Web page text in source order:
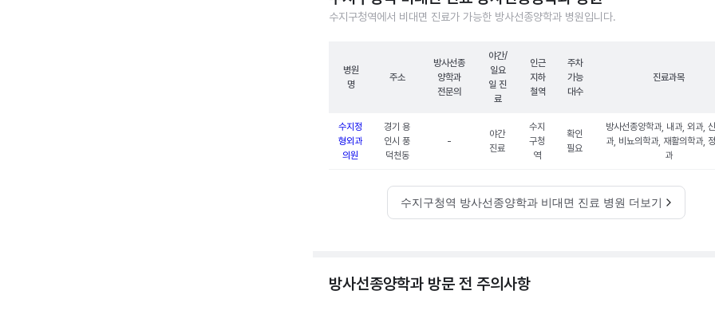
수지구청역에서 비대면 진료가 가능한 방사선종양학과 병원입니다.
병원
명
주소
방사선종
양학과
전문의
야간/
일요
일 진
료
인근
지하
철역
주차
가능
대수
진료과목
수지정
형외과
의원
경기 용
인시 풍
덕천동
-
야간
진료
수지
구청
역
확인
필요
방사선종양학과, 내과, 외과,
과, 비뇨의학과, 재활의학과,
과
수지구청역 방사선종양학과 비대면 진료 병원 더보기
방사선종양학과 방문 전 주의사항